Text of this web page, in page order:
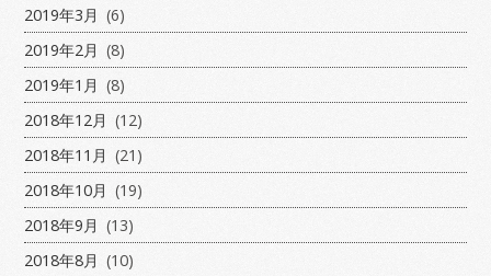
2019年3月 (6)
2019年2月 (8)
2019年1月 (8)
2018年12月 (12)
2018年11月 (21)
2018年10月 (19)
2018年9月 (13)
2018年8月 (10)